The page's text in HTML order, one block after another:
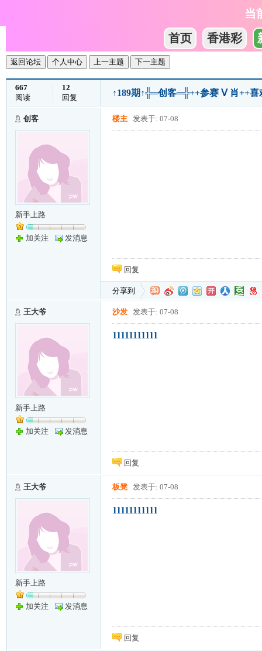
当
首页
香港彩
返回论坛 个人中心 上一主题 下一主题
667
阅读
12
回复
↑189期↑╬═创客═╬++参赛 Ⅴ 肖++
创客
新手上路
加关注 发消息
楼主 发表于: 07-08
回复
分享到
王大爷
新手上路
加关注 发消息
沙发 发表于: 07-08
11111111111
回复
王大爷
新手上路
加关注 发消息
板凳 发表于: 07-08
11111111111
回复